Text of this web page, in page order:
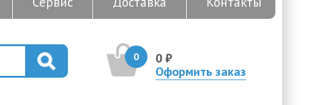
0
0 ₽
Оформить заказ